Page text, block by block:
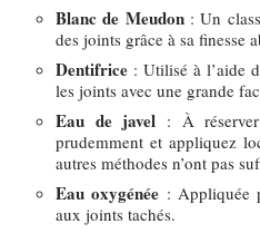
Blanc de Meudon: Un
des joints grâce à sa finesse
Dentifrice : Utilisé à l’aide
les joints avec une grande
Eau de javel : À
prudemment et appliquez
autres méthodes n’ont pas
Eau oxygénée : Appliquée
aux joints tachés.